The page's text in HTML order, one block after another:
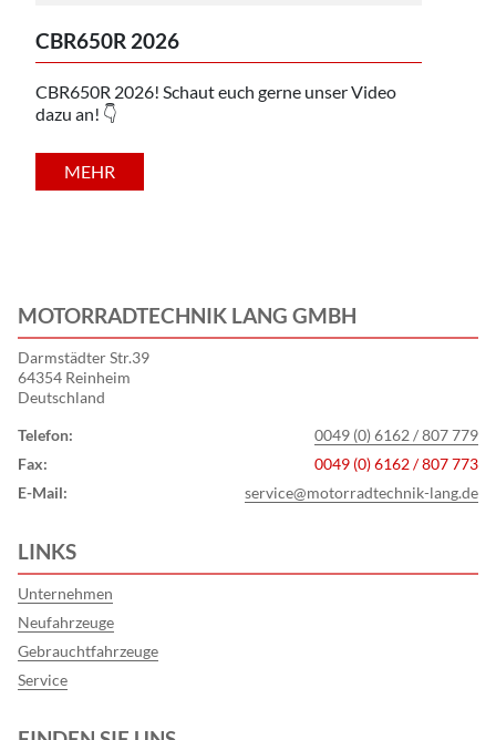
CBR650R 2026
CBR650R 2026! Schaut euch gerne unser Video
dazu an! 👇
MEHR
MOTORRADTECHNIK LANG GMBH
Darmstädter Str.39
64354 Reinheim
Deutschland
Telefon:
0049 (0) 6162 / 807 779
Fax:
0049 (0) 6162 / 807 773
E-Mail:
service@motorradtechnik-lang.de
LINKS
Unternehmen
Neufahrzeuge
Gebrauchtfahrzeuge
Service